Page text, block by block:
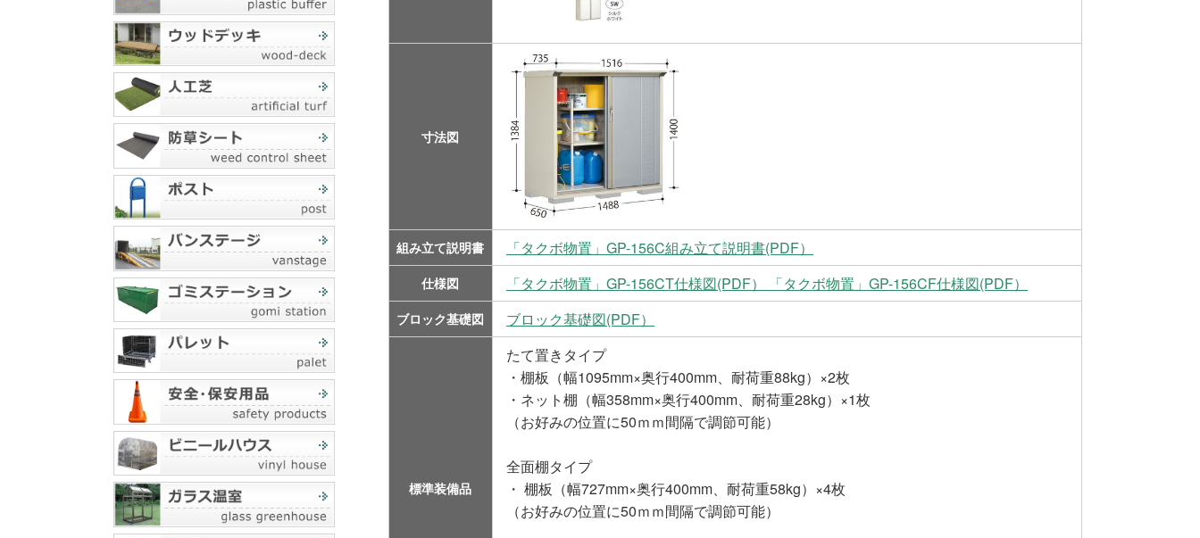
寸法図
組み立て説明書 「タクボ物置」GP-156C組み立て説明書(PDF）
仕様図 「タクボ物置」GP-156CT仕様図(PDF） 「タクボ物置」GP-156CF仕様図(PDF）
ブロック基礎図 ブロック基礎図(PDF）
標準装備品
たて置きタイプ
・棚板（幅1095mm×奥行400mm、耐荷重88kg）×2枚
・ネット棚（幅358mm×奥行400mm、耐荷重28kg）×1枚
（お好みの位置に50ｍｍ間隔で調節可能）
全面棚タイプ
・ 棚板（幅727mm×奥行400mm、耐荷重58kg）×4枚
（お好みの位置に50ｍｍ間隔で調節可能）